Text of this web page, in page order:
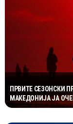
ПРВИТЕ СЕЗОНСКИ
МАКЕДОНИЈА ЈА
НАГЛИ ВРЕМЕНСКИ